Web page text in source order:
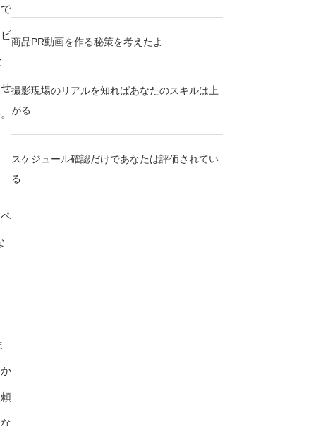
商品PR動画を作る秘策を考えたよ
撮影現場のリアルを知ればあなたのスキルは上
がる
スケジュール確認だけであなたは評価されてい
る